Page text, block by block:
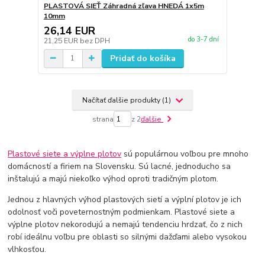
PLASTOVÁ SIEŤ Záhradná zľava HNEDÁ 1x5m
10mm
26,14 EUR
21,25 EUR bez DPH do 3-7 dní
Pridať do košíka
Načítať ďalšie produkty (1)
strana z 2ďalšie
Plastové siete a výplne plotov sú populárnou voľbou pre mnoho
domácností a firiem na Slovensku. Sú lacné, jednoducho sa
inštalujú a majú niekoľko výhod oproti tradičným plotom.
Jednou z hlavných výhod plastových sietí a výplní plotov je ich
odolnosť voči poveternostným podmienkam. Plastové siete a
výplne plotov nekorodujú a nemajú tendenciu hrdzať, čo z nich
robí ideálnu voľbu pre oblasti so silnými dažďami alebo vysokou
vlhkosťou.